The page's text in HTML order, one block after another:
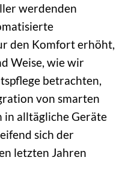
werdenden
den Komfort erhöht,
Weise, wie wir
betrachten,
von smarten
in alltägliche Geräte
sich der
letzten Jahren